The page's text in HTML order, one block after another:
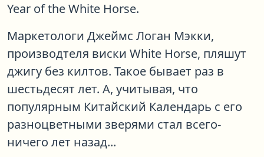
Year of the White Horse.
Маркетологи Джеймс Логан Мэкки,
производтеля виски White Horse, пляшут
джигу без килтов. Такое бывает раз в
шестьдесят лет. А, учитывая, что
популярным Китайский Календарь с его
разноцветными зверями стал всего-
ничего лет назад...